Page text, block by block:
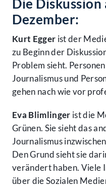
Die Diskussion
Dezember:
Kurt Egger ist der
zu Beginn der
Problem sieht.
Journalismus und
gehen nach wie vor
Eva Blimlinger ist die
Grünen. Sie sieht das
Journalismus
Den Grund sieht sie
verändert haben. Viele
über die Sozialen